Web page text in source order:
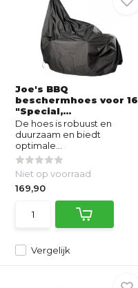
Joe's BBQ
beschermhoes voor 16
"Special,...
De hoes is robuust en
duurzaam en biedt
optimale...
Vergelijk
Niet op voorraad
169,90